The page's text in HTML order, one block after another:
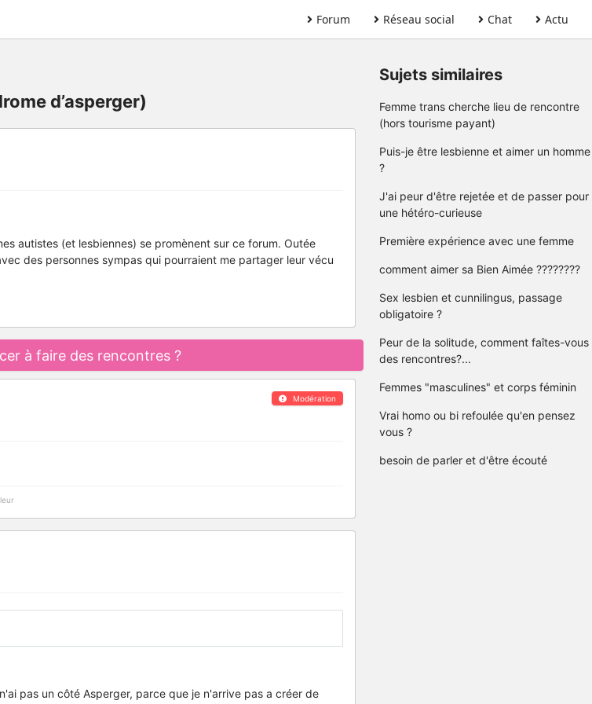
Forum Réseau social Chat Actu
d’asperger)
autistes (et lesbiennes) se promènent sur ce forum. Outée
des personnes sympas qui pourraient me partager leur vécu
à faire des rencontres ?
Modération
pas un côté Asperger, parce que je n'arrive pas a créer de
Sujets similaires
Femme trans cherche lieu de rencontre
(hors tourisme payant)
Puis-je être lesbienne et aimer un homme
?
J'ai peur d'être rejetée et de passer pour
une hétéro-curieuse
Première expérience avec une femme
comment aimer sa Bien Aimée ????????
Sex lesbien et cunnilingus, passage
obligatoire ?
Peur de la solitude, comment faîtes-vous
des rencontres?...
Femmes "masculines" et corps féminin
Vrai homo ou bi refoulée qu'en pensez
vous ?
besoin de parler et d'être écouté